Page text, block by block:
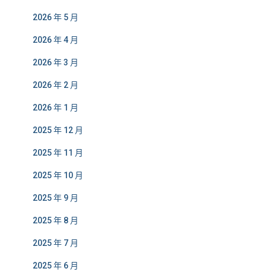
2026 年 5 月
2026 年 4 月
2026 年 3 月
2026 年 2 月
2026 年 1 月
2025 年 12 月
2025 年 11 月
2025 年 10 月
2025 年 9 月
2025 年 8 月
2025 年 7 月
2025 年 6 月